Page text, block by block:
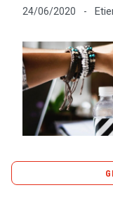
24/06/2020 -